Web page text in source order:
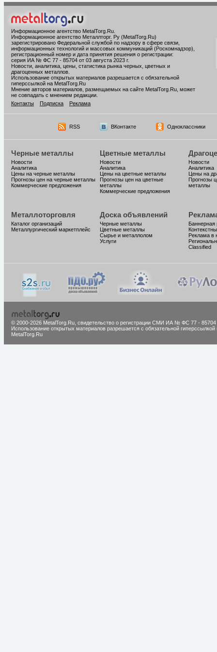
Информационное агентство MetalTorg.Ru
Информационное агентство Металлторг. Ру (MetalTorg.Ru)
зарегистрировано Федеральной службой по надзору в сфере связи,
информационных технологий и массовых коммуникаций (Роскомнадзор),
регистрационный номер и дата принятия решения о регистрации:
серия ИА № ФС 77 - 85704 от 03 августа 2023 г.
Новости, аналитика, цены, статистика рынка черных, цветных и
драгоценных металлов.
Использование открытых материалов разрешается с обязательной
гиперссылкой на MetalTorg.Ru
Мнение авторов материалов, размещаемых на сайте MetalTorg.Ru, может
не совпадать с мнением редакции.
Контакты
Подписка Реклама
RSS ВКонтакте Одноклассники
Черные металлы
Новости
Аналитика
Цены на черные металлы
Прогнозы цен на черные металлы
Коммерческие предложения
Цветные металлы
Новости
Аналитика
Цены на цветные металлы
Прогнозы цен на цветные
металлы
Коммерческие предложения
Новости
Аналитика
Цены на
Прогнозы
металлы
Металлоторговля
Каталог организаций
Металлургический маркетплейс
Доска объявлений
Черные металлы
Цветные металлы
Сырье и металлолом
Услуги
Баннерная
Реклама в
Classified
© 2000-2026 MetalTorg.Ru, cвидетельство о регистрации СМИ ИА № ФС 77 - 85704
Использование открытых материалов разрешается с обязательной гиперссылкой
MetalTorg.Ru